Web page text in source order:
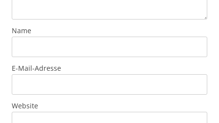
Name
E-Mail-Adresse
Website